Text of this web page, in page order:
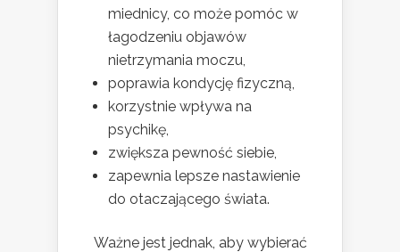
miednicy, co może pomóc w
łagodzeniu objawów
nietrzymania moczu,
poprawia kondycję fizyczną,
korzystnie wpływa na
psychikę,
zwiększa pewność siebie,
zapewnia lepsze nastawienie
do otaczającego świata.
Ważne jest jednak, aby wybierać